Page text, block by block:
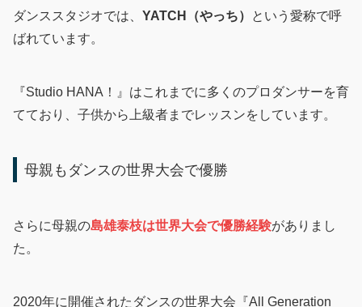
ダンススタジオでは、 YATCH（やっち）
という愛称で呼
ばれています。
『Studio HANA！』はこれまでに多くのプロダンサーを育
てており、子供から上級者までレッスンをしています。
母親もダンスの世界大会で優勝
さらに母親の島雄泰枝は世界大会で優勝経験がありまし
た。
2020年に開催されたダンスの世界大会『All Generation